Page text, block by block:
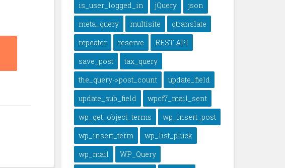
is_user_logged_in
jQuery
json
meta_query
multisite
qtranslate
repeater
reserve
REST API
save_post
tax_query
the_query->post_count
update_field
update_sub_field
wpcf7_mail_sent
wp_get_object_terms
wp_insert_post
wp_insert_term
wp_list_pluck
wp_mail
WP_Query